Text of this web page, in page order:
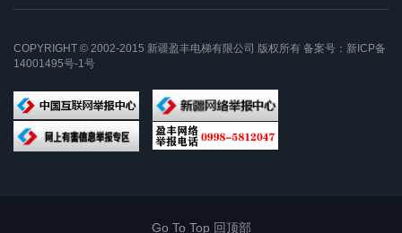
COPYRIGHT © 2002-2015 新疆盈丰电梯有限公司 版权所有 备案号： 新ICP备
14001495号-1号
Go To Top 回顶部